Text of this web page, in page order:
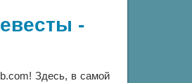
-
Здесь, в самой